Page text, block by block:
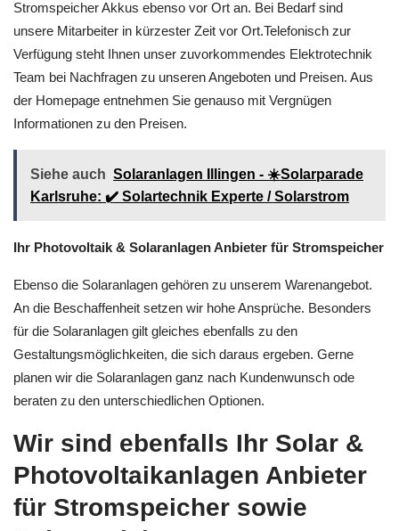
Stromspeicher Akkus ebenso vor Ort an. Bei Bedarf sind
unsere Mitarbeiter in kürzester Zeit vor Ort.Telefonisch zur
Verfügung steht Ihnen unser zuvorkommendes Elektrotechnik
Team bei Nachfragen zu unseren Angeboten und Preisen. Aus
der Homepage entnehmen Sie genauso mit Vergnügen
Informationen zu den Preisen.
Siehe auch Solaranlagen Illingen - ☀️Solarparade
Karlsruhe: ✔️ Solartechnik Experte / Solarstrom
Ihr Photovoltaik & Solaranlagen Anbieter für Stromspeicher
Ebenso die Solaranlagen gehören zu unserem Warenangebot.
An die Beschaffenheit setzen wir hohe Ansprüche. Besonders
für die Solaranlagen gilt gleiches ebenfalls zu den
Gestaltungsmöglichkeiten, die sich daraus ergeben. Gerne
planen wir die Solaranlagen ganz nach Kundenwunsch ode
beraten zu den unterschiedlichen Optionen.
Wir sind ebenfalls Ihr Solar &
Photovoltaikanlagen Anbieter
für Stromspeicher sowie